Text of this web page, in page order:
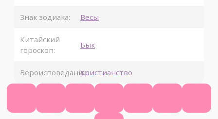
Знак зодиака: Весы
Китайский
гороскоп:
Бык
Вероисповедание:Христианство